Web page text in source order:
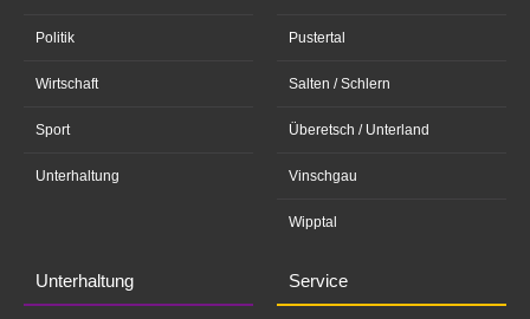
Politik
Wirtschaft
Sport
Unterhaltung
Pustertal
Salten / Schlern
Überetsch / Unterland
Vinschgau
Wipptal
Unterhaltung Service